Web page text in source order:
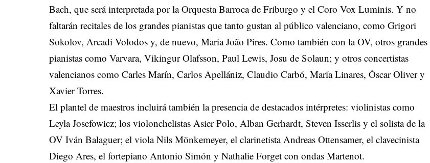
Bach, que será interpretada por la Orquesta Barroca de Friburgo y el Coro Vox Luminis. Y no
faltarán recitales de los grandes pianistas que tanto gustan al público valenciano, como Grigori
Sokolov, Arcadi Volodos y, de nuevo, Maria João Pires. Como también con la OV, otros grandes
pianistas como Varvara, Vikingur Olafsson, Paul Lewis, Josu de Solaun; y otros concertistas
valencianos como Carles Marín, Carlos Apellániz, Claudio Carbó, María Linares, Óscar Oliver y
Xavier Torres.
El plantel de maestros incluirá también la presencia de destacados intérpretes: violinistas como
Leyla Josefowicz; los violonchelistas Asier Polo, Alban Gerhardt, Steven Isserlis y el solista de la
OV Iván Balaguer; el viola Nils Mönkemeyer, el clarinetista Andreas Ottensamer, el clavecinista
Diego Ares, el fortepiano Antonio Simón y Nathalie Forget con ondas Martenot.